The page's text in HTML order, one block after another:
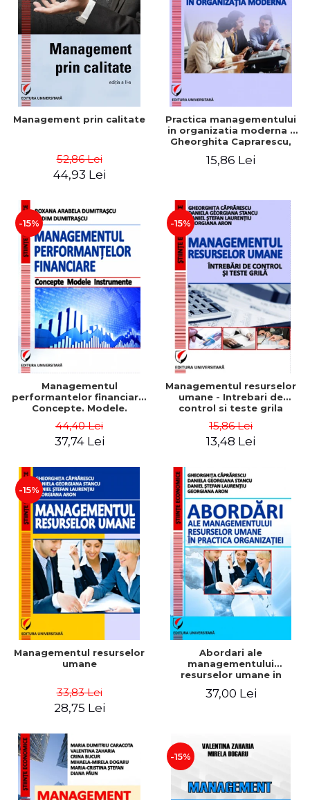
Management prin calitate
52,86 Lei
44,93 Lei
Practica managementului
in organizatia moderna -
Gheorghita Caprarescu,
Georgiana Aron
15,86 Lei
-15%
Managementul
performantelor financiare.
Concepte. Modele.
44,40 Lei
37,74 Lei
-15%
Managementul resurselor
umane - Intrebari de
control si teste grila
15,86 Lei
13,48 Lei
-15%
Managementul resurselor
umane
33,83 Lei
28,75 Lei
Abordari ale
managementului
resurselor umane in
37,00 Lei
-15%